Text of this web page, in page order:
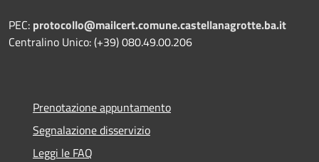
PEC: protocollo@mailcert.comune.castellanagrotte.ba.it
Centralino Unico: (+39) 080.49.00.206
Prenotazione appuntamento
Segnalazione disservizio
Leggi le FAQ